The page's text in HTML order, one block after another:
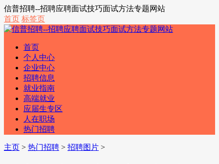
信普招聘--招聘应聘面试技巧面试方法专题网站
首页 标签页
首页
个人中心
企业中心
招聘信息
就业指南
高端就业
应届生专区
人在职场
热门招聘
主页 > 热门招聘 > 招聘图片 >